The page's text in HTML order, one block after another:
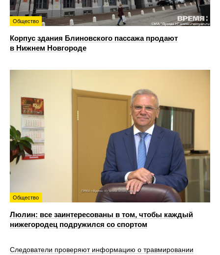
Общество
Корпус здания Блиновского пассажа продают
в Нижнем Новгороде
Общество
Люлин: все заинтересованы в том, чтобы каждый
нижегородец подружился со спортом
Следователи проверяют информацию о травмировании